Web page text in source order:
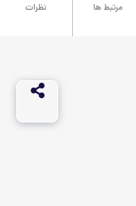
مرتبط ها نظرات